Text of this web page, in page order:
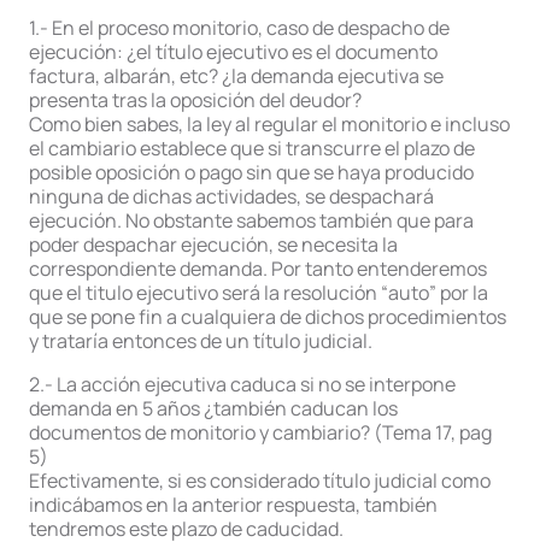
1.- En el proceso monitorio, caso de despacho de
ejecución: ¿el título ejecutivo es el documento
factura, albarán, etc? ¿la demanda ejecutiva se
presenta tras la oposición del deudor?
Como bien sabes, la ley al regular el monitorio e incluso
el cambiario establece que si transcurre el plazo de
posible oposición o pago sin que se haya producido
ninguna de dichas actividades, se despachará
ejecución. No obstante sabemos también que para
poder despachar ejecución, se necesita la
correspondiente demanda. Por tanto entenderemos
que el titulo ejecutivo será la resolución “auto” por la
que se pone fin a cualquiera de dichos procedimientos
y trataría entonces de un título judicial.
2.- La acción ejecutiva caduca si no se interpone
demanda en 5 años ¿también caducan los
documentos de monitorio y cambiario? (Tema 17, pag
5)
Efectivamente, si es considerado título judicial como
indicábamos en la anterior respuesta, también
tendremos este plazo de caducidad.